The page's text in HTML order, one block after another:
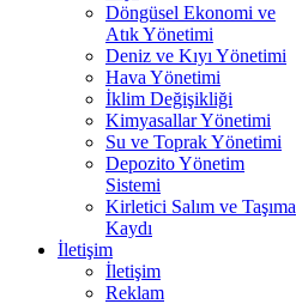
Döngüsel Ekonomi ve
Atık Yönetimi
Deniz ve Kıyı Yönetimi
Hava Yönetimi
İklim Değişikliği
Kimyasallar Yönetimi
Su ve Toprak Yönetimi
Depozito Yönetim
Sistemi
Kirletici Salım ve Taşıma
Kaydı
İletişim
İletişim
Reklam